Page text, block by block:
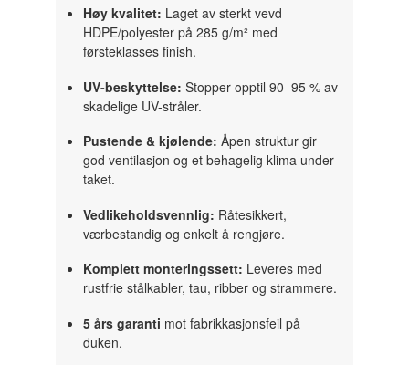
Høy kvalitet: Laget av sterkt vevd
HDPE/polyester på 285 g/m² med
førsteklasses finish.
UV-beskyttelse: Stopper opptil 90–95 % av
skadelige UV-stråler.
Pustende & kjølende: Åpen struktur gir
god ventilasjon og et behagelig klima under
taket.
Vedlikeholdsvennlig: Råtesikkert,
værbestandig og enkelt å rengjøre.
Komplett monteringssett: Leveres med
rustfrie stålkabler, tau, ribber og strammere.
5 års garanti mot fabrikkasjonsfeil på
duken.